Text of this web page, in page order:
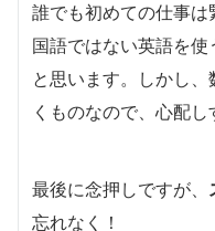
誰でも初めての仕事
国語ではない英語を
と思います。しかし
くものなので、心配し
最後に念押しですが、
忘れなく！